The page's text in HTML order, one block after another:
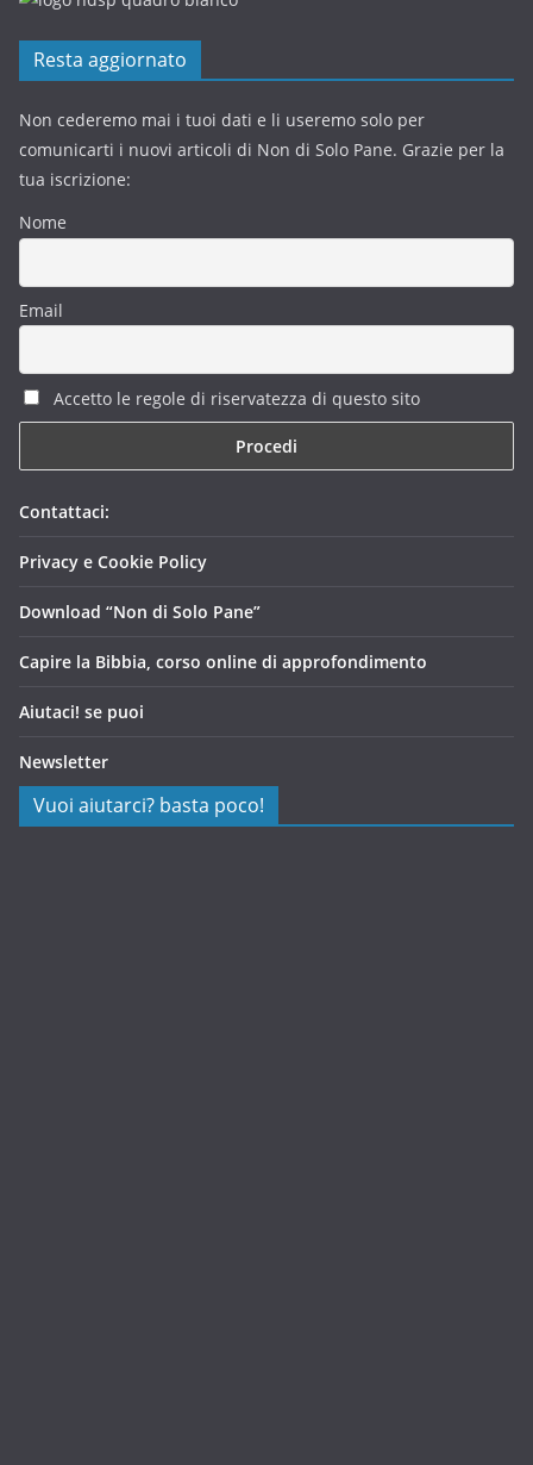
Resta aggiornato
Non cederemo mai i tuoi dati e li useremo solo per
comunicarti i nuovi articoli di Non di Solo Pane. Grazie per la
tua iscrizione:
Nome
Email
Accetto le regole di riservatezza di questo sito
Contattaci:
Privacy e Cookie Policy
Download “Non di Solo Pane”
Capire la Bibbia, corso online di approfondimento
Aiutaci! se puoi
Newsletter
Vuoi aiutarci? basta poco!